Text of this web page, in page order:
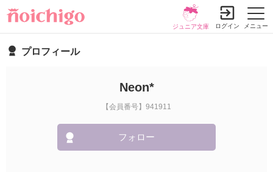
メニュー
ジュニア文庫 ログイン
プロフィール
Neon*
【会員番号】941911
フォロー